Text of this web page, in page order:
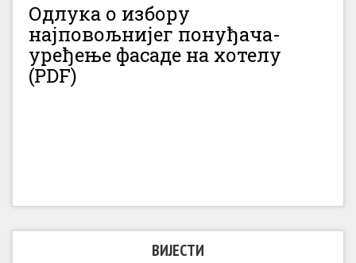
Одлука о избору
најповољнијег понуђача-
уређење фасаде на хотелу
(PDF)
ВИЈЕСТИ